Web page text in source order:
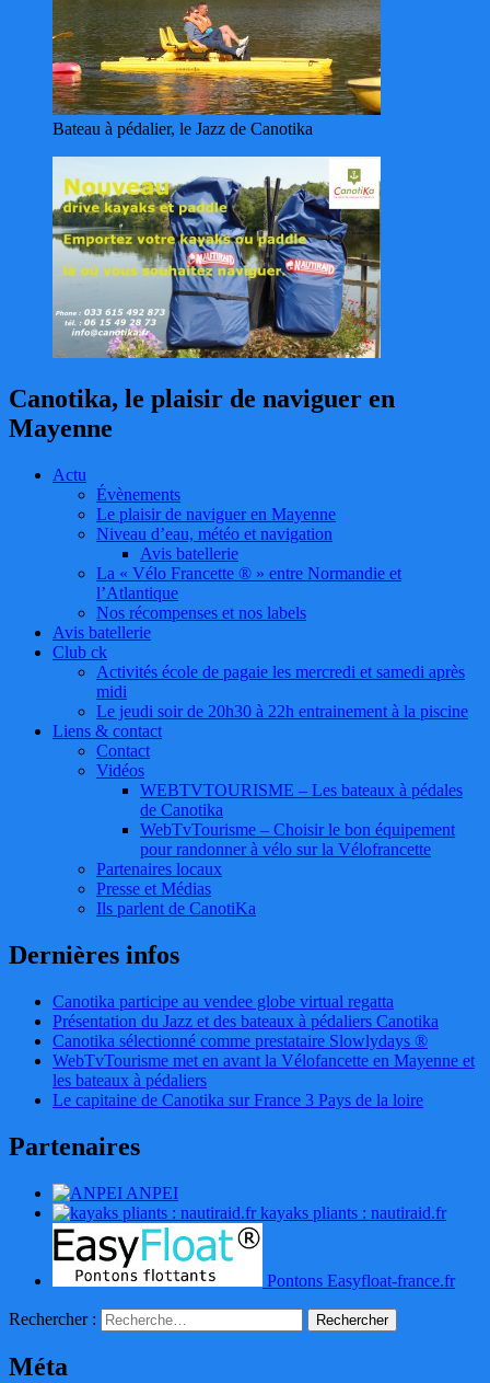
Bateau à pédalier, le Jazz de Canotika
Canotika, le plaisir de naviguer en
Mayenne
Actu
Évènements
Le plaisir de naviguer en Mayenne
Niveau d’eau, météo et navigation
Avis batellerie
La « Vélo Francette ® » entre Normandie et
l’Atlantique
Nos récompenses et nos labels
Avis batellerie
Club ck
Activités école de pagaie les mercredi et samedi après
midi
Le jeudi soir de 20h30 à 22h entrainement à la piscine
Liens & contact
Contact
Vidéos
WEBTVTOURISME – Les bateaux à pédales
de Canotika
WebTvTourisme – Choisir le bon équipement
pour randonner à vélo sur la Vélofrancette
Partenaires locaux
Presse et Médias
Ils parlent de CanotiKa
Dernières infos
Canotika participe au vendee globe virtual regatta
Présentation du Jazz et des bateaux à pédaliers Canotika
Canotika sélectionné comme prestataire Slowlydays ®
WebTvTourisme met en avant la Vélofancette en Mayenne et
les bateaux à pédaliers
Le capitaine de Canotika sur France 3 Pays de la loire
Partenaires
ANPEI
kayaks pliants : nautiraid.fr
Pontons Easyfloat-france.fr
Rechercher :
Méta